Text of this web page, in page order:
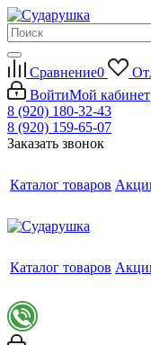
Сравнение0
ВойтиМой кабинет
8 (920) 180-32-43
8 (920) 159-65-07
Заказать звонок
Каталог товаров
Каталог товаров